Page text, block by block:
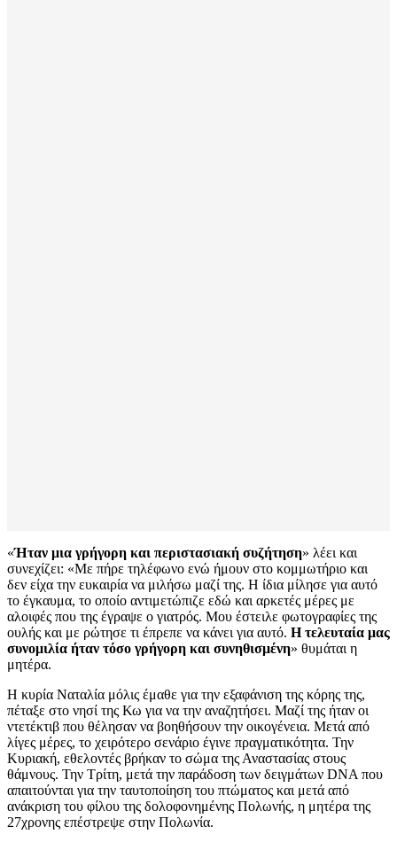
«Ήταν μια γρήγορη και περιστασιακή συζήτηση» λέει και
συνεχίζει: «Με πήρε τηλέφωνο ενώ ήμουν στο κομμωτήριο και
δεν είχα την ευκαιρία να μιλήσω μαζί της. Η ίδια μίλησε για αυτό
το έγκαυμα, το οποίο αντιμετώπιζε εδώ και αρκετές μέρες με
αλοιφές που της έγραψε ο γιατρός. Μου έστειλε φωτογραφίες της
ουλής και με ρώτησε τι έπρεπε να κάνει για αυτό. Η τελευταία μας
συνομιλία ήταν τόσο γρήγορη και συνηθισμένη» θυμάται η
μητέρα.
Η κυρία Ναταλία μόλις έμαθε για την εξαφάνιση της κόρης της,
πέταξε στο νησί της Κω για να την αναζητήσει. Μαζί της ήταν οι
ντετέκτιβ που θέλησαν να βοηθήσουν την οικογένεια. Μετά από
λίγες μέρες, το χειρότερο σενάριο έγινε πραγματικότητα. Την
Κυριακή, εθελοντές βρήκαν το σώμα της Αναστασίας στους
θάμνους. Την Τρίτη, μετά την παράδοση των δειγμάτων DNA που
απαιτούνται για την ταυτοποίηση του πτώματος και μετά από
ανάκριση του φίλου της δολοφονημένης Πολωνής, η μητέρα της
27χρονης επέστρεψε στην Πολωνία.